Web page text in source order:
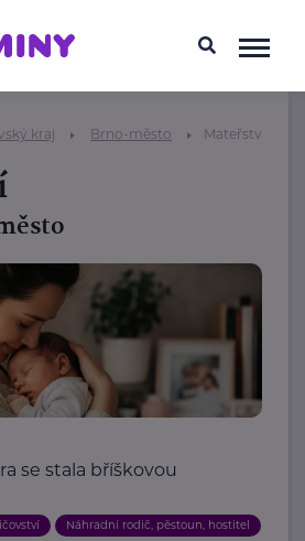
kraj Brno-město Mateřství
se stala bříškovou
Náhradní rodič, pěstoun, hostitel